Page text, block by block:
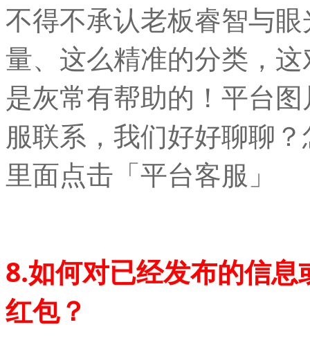
不得不承认老板睿智与
量、这么精准的分类，
是灰常有帮助的！平台
服联系，我们好好聊聊
里面点击「平台客服」
8.如何对已经发布的信
红包？